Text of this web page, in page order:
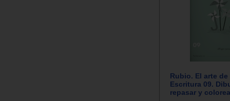
Rubio. El arte de
Escritura 09.
repasar y